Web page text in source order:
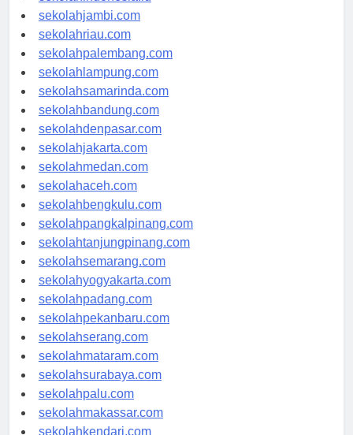
sekolahindonesia.id
sekolahjambi.com
sekolahriau.com
sekolahpalembang.com
sekolahlampung.com
sekolahsamarinda.com
sekolahbandung.com
sekolahdenpasar.com
sekolahjakarta.com
sekolahmedan.com
sekolahaceh.com
sekolahbengkulu.com
sekolahpangkalpinang.com
sekolahtanjungpinang.com
sekolahsemarang.com
sekolahyogyakarta.com
sekolahpadang.com
sekolahpekanbaru.com
sekolahserang.com
sekolahmataram.com
sekolahsurabaya.com
sekolahpalu.com
sekolahmakassar.com